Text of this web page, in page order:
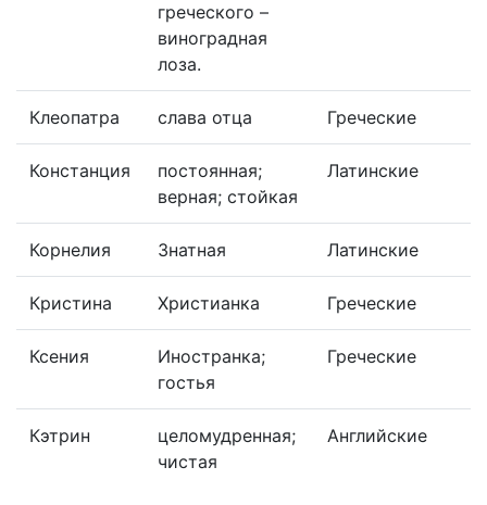
греческого –
виноградная
лоза.
Клеопатра слава отца Греческие
Констанция
постоянная;
верная; стойкая
Латинские
Корнелия Знатная Латинские
Кристина Христианка Греческие
Ксения
Иностранка;
гостья
Греческие
Кэтрин
целомудренная;
чистая
Английские